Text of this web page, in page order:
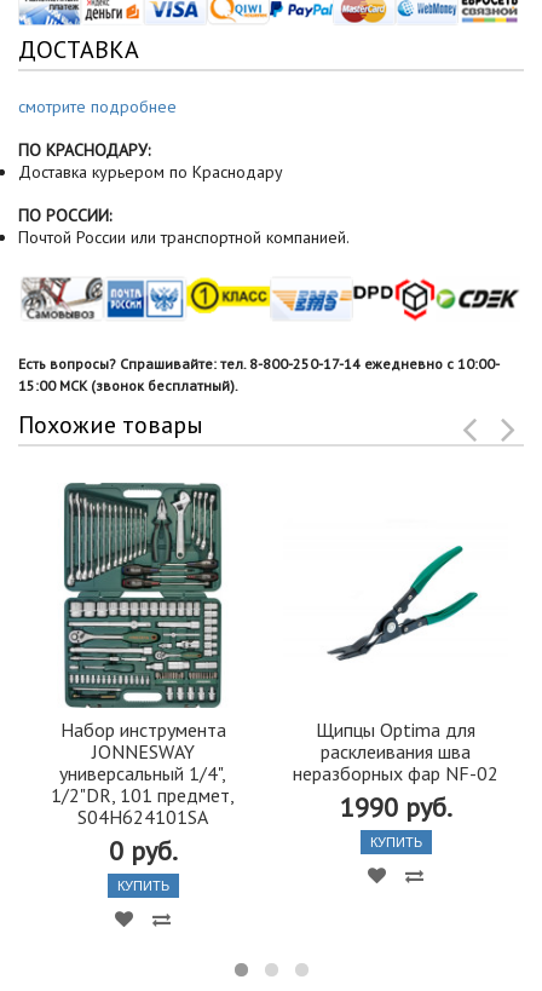
ДОСТАВКА
смотрите подробнее
ПО КРАСНОДАРУ:
Доставка курьером по Краснодару
ПО РОССИИ:
Почтой России или транспортной компанией.
Есть вопросы? Спрашивайте: тел. 8-800-250-17-14 ежедневно с 10:00-
15:00 МСК (звонок бесплатный).
Похожие товары
Набор инструмента
JONNESWAY
универсальный 1/4",
1/2"DR, 101 предмет,
S04H624101SA
0 руб.
КУПИТЬ
Щипцы Optima для
расклеивания шва
неразборных фар NF-02
1990 руб.
КУПИТЬ